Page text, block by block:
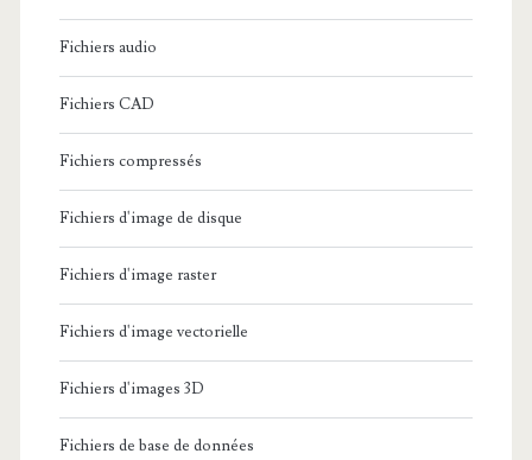
Fichiers audio
Fichiers CAD
Fichiers compressés
Fichiers d'image de disque
Fichiers d'image raster
Fichiers d'image vectorielle
Fichiers d'images 3D
Fichiers de base de données